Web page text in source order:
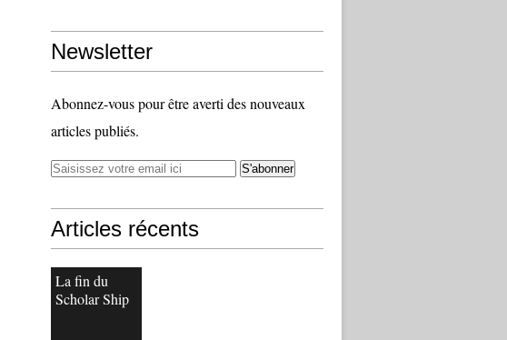
Newsletter
Abonnez-vous pour être averti des nouveaux
articles publiés.
Articles récents
La fin du
Scholar Ship